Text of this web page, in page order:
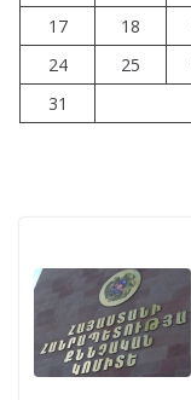
17
18
24
25
31